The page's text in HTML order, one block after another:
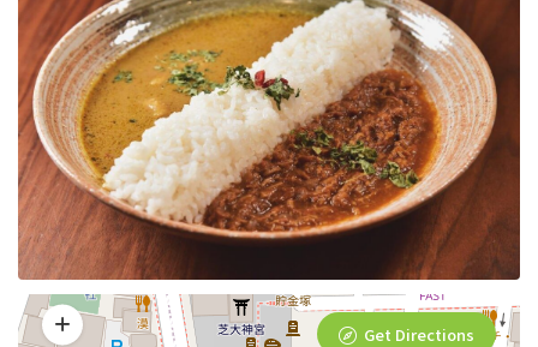
Get Directions